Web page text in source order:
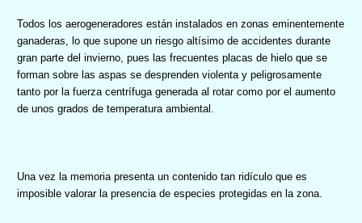
Todos los aerogeneradores están instalados en zonas eminentemente
ganaderas, lo que supone un riesgo altísimo de accidentes durante
gran parte del invierno, pues las frecuentes placas de hielo que se
forman sobre las aspas se desprenden violenta y peligrosamente
tanto por la fuerza centrífuga generada al rotar como por el aumento
de unos grados de temperatura ambiental.
Una vez la memoria presenta un contenido tan ridículo que es
imposible valorar la presencia de especies protegidas en la zona.